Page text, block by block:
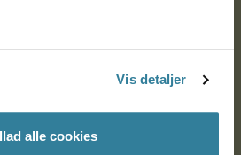
Vis detaljer
alle cookies